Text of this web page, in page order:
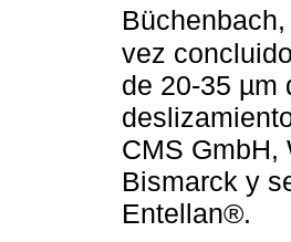
vez
de 20-35 µm
CMS GmbH,
Bismarck y
Entellan®.